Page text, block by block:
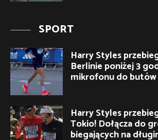
SPORT
Harry Styles
Berlinie poniżej 3
mikrofonu do butów
Harry Styles
Tokio! Dołącza do
biegających na